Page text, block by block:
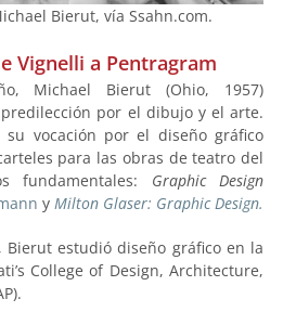
Bierut, vía Ssahn.com.
Vignelli a Pentragram
Michael Bierut (Ohio, 1957)
por el dibujo y el arte.
su vocación por el diseño gráfico
para las obras de teatro del
fundamentales: Graphic Design
y Milton Glaser: Graphic Design.
estudió diseño gráfico en la
College of Design, Architecture,